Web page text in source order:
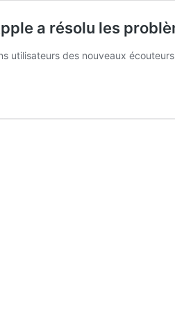
a résolu les
utilisateurs des nouveaux